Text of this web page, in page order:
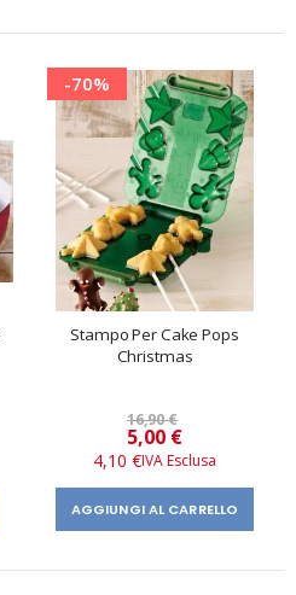
-70%
Stampo Per Cake Pops
Christmas
16,90 €
Prezzo
speciale
5,00 €
4,10 €
AGGIUNGI AL CARRELLO